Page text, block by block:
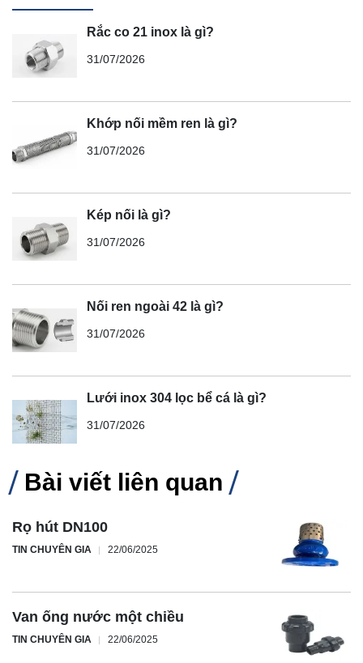
Rắc co 21 inox là gì?
31/07/2026
Khớp nối mềm ren là gì?
31/07/2026
Kép nối là gì?
31/07/2026
Nối ren ngoài 42 là gì?
31/07/2026
Lưới inox 304 lọc bể cá là gì?
31/07/2026
Bài viết liên quan
Rọ hút DN100
TIN CHUYÊN GIA 22/06/2025
Van ống nước một chiều
TIN CHUYÊN GIA 22/06/2025